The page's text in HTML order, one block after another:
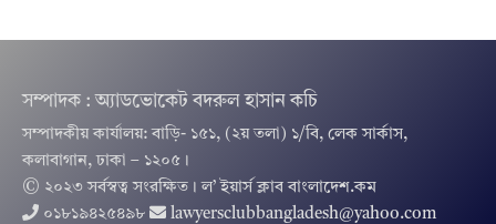
সম্পাদক : অ্যাডভোকেট বদরুল হাসান কচি
সম্পাদকীয় কার্যালয়: বাড়ি- ১৫১, (২য় তলা) ১/বি, লেক সার্কাস,
কলাবাগান, ঢাকা – ১২০৫।
© ২০২৩ সর্বস্বত্ব সংরক্ষিত । ল’ ইয়ার্স ক্লাব বাংলাদেশ.কম
০১৮১৯৪২৫৪৯৮
lawyersclubbangladesh@yahoo.com